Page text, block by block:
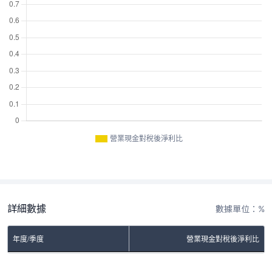
營業現金對稅後淨利比
詳細數據 數據單位：%
年度/季度 營業現金對稅後淨利比